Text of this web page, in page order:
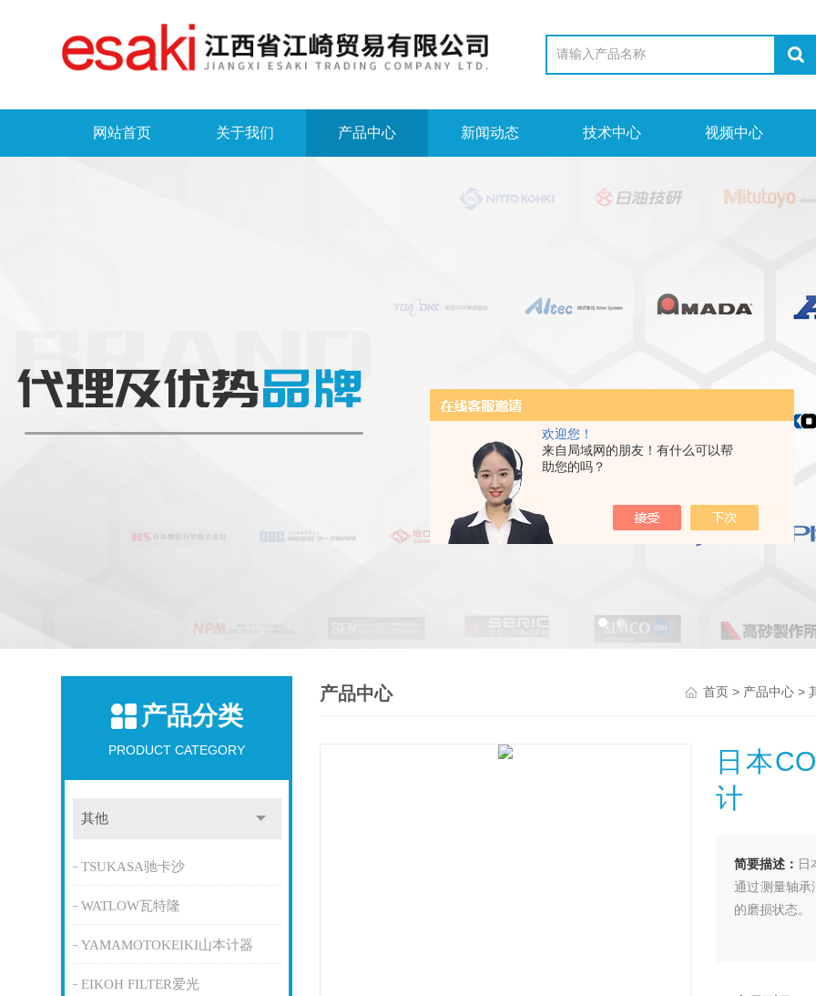
欢迎您！
来自局域网的朋友！有什么可以帮
助您的吗？
网站首页 关于我们 产品中心 新闻动态 技术中心 视频中心
产品分类
PRODUCT CATEGORY
其他
TSUKASA驰卡沙
WATLOW瓦特隆
YAMAMOTOKEIKI山本计器
EIKOH FILTER爱光
产品中心 首页> 产品中心>
日本
计
简要描述： 日
通过测量轴承
的磨损状态。